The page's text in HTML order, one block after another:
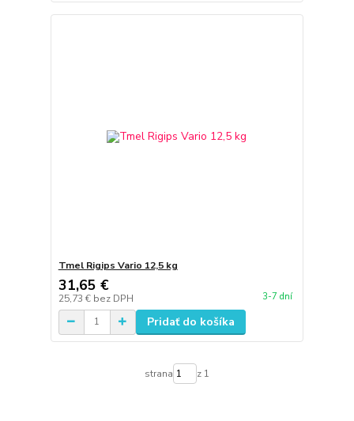
Tmel Rigips Vario 12,5 kg
31,65 €
25,73 € bez DPH 3-7 dní
Pridať do košíka
strana z 1